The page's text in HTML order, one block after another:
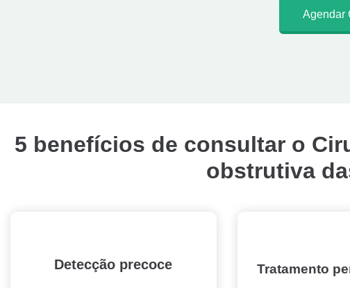
Agendar
5 benefícios de consultar o
obstrutiva
Detecção precoce Tratamento